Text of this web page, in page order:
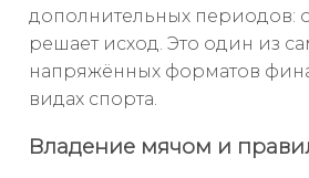
дополнительных периодов:
решает исход. Это один из
напряжённых форматов
видах спорта.
Владение мячом и